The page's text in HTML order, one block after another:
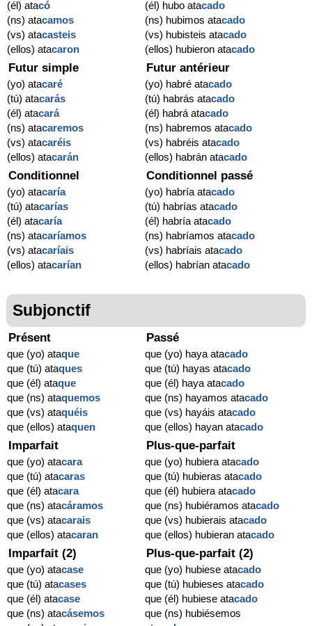
(él) atacó
(ns) atacamos
(vs) atacasteis
(ellos) atacaron
(él) hubo atacado
(ns) hubimos atacado
(vs) hubisteis atacado
(ellos) hubieron atacado
Futur simple
(yo) atacaré
(tú) atacarás
(él) atacará
(ns) atacaremos
(vs) atacaréis
(ellos) atacarán
Futur antérieur
(yo) habré atacado
(tú) habrás atacado
(él) habrá atacado
(ns) habremos atacado
(vs) habréis atacado
(ellos) habrán atacado
Conditionnel
(yo) atacaría
(tú) atacarías
(él) atacaría
(ns) atacaríamos
(vs) atacaríais
(ellos) atacarían
Conditionnel passé
(yo) habría atacado
(tú) habrías atacado
(él) habría atacado
(ns) habríamos atacado
(vs) habríais atacado
(ellos) habrían atacado
Subjonctif
Présent
que (yo) ataque
que (tú) ataques
que (él) ataque
que (ns) ataquemos
que (vs) ataquéis
que (ellos) ataquen
Passé
que (yo) haya atacado
que (tú) hayas atacado
que (él) haya atacado
que (ns) hayamos atacado
que (vs) hayáis atacado
que (ellos) hayan atacado
Imparfait
que (yo) atacara
que (tú) atacaras
que (él) atacara
que (ns) atacáramos
que (vs) atacarais
que (ellos) atacaran
Plus-que-parfait
que (yo) hubiera atacado
que (tú) hubieras atacado
que (él) hubiera atacado
que (ns) hubiéramos atacado
que (vs) hubierais atacado
que (ellos) hubieran atacado
Imparfait (2)
que (yo) atacase
que (tú) atacases
que (él) atacase
que (ns) atacásemos
Plus-que-parfait (2)
que (yo) hubiese atacado
que (tú) hubieses atacado
que (él) hubiese atacado
que (ns) hubiésemos